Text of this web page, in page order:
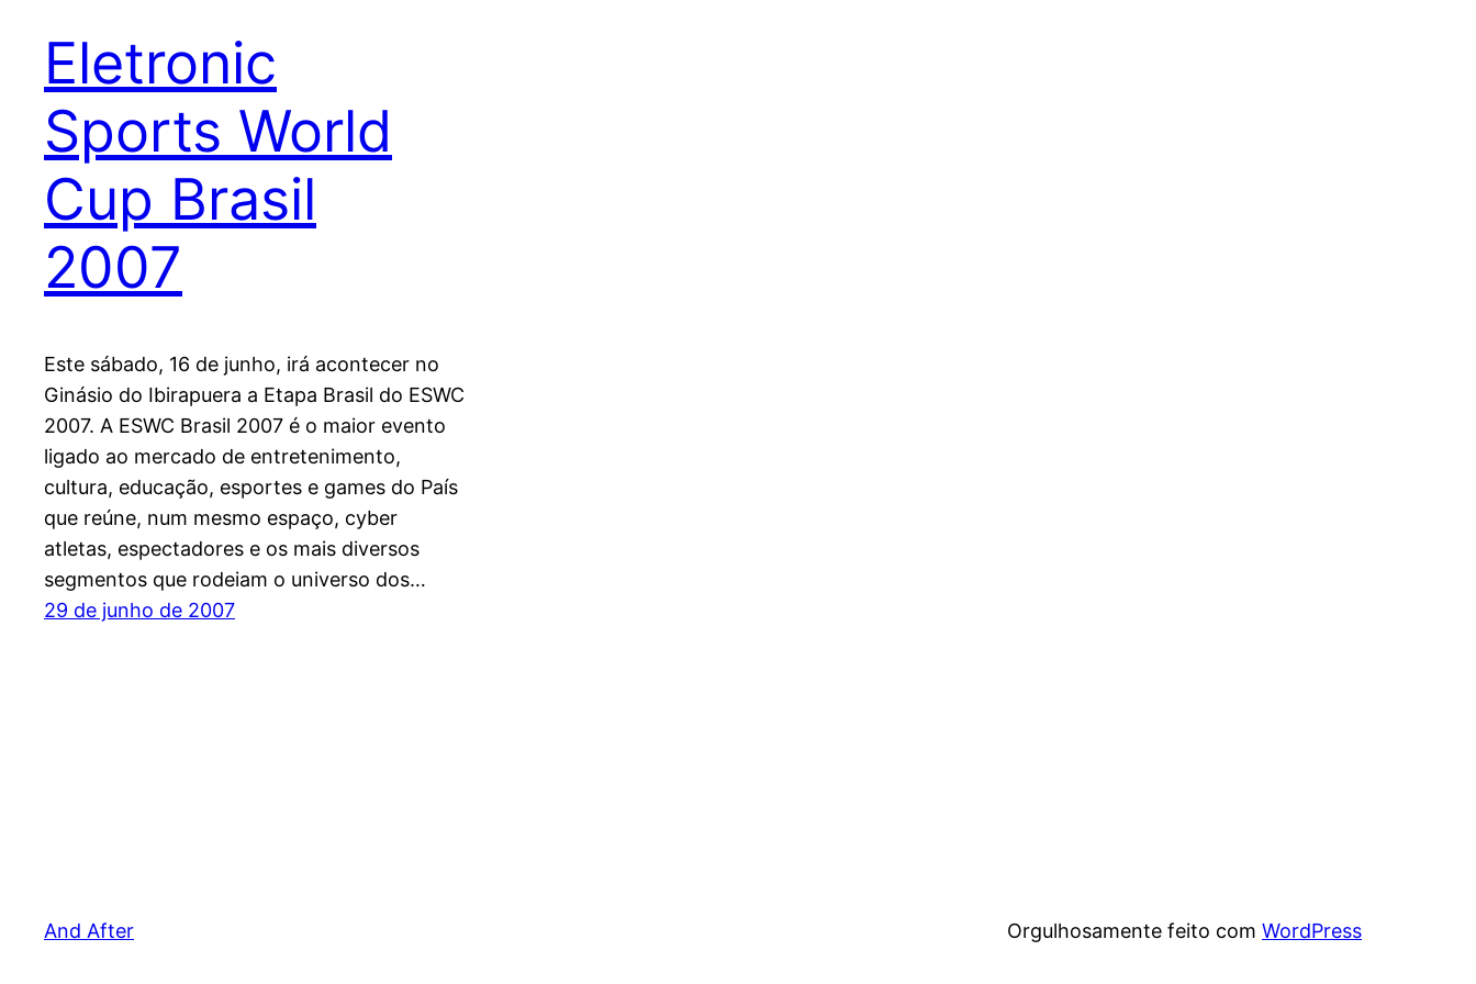
Eletronic
Sports World
Cup Brasil
2007
Este sábado, 16 de junho, irá acontecer no
Ginásio do Ibirapuera a Etapa Brasil do ESWC
2007. A ESWC Brasil 2007 é o maior evento
ligado ao mercado de entretenimento,
cultura, educação, esportes e games do País
que reúne, num mesmo espaço, cyber
atletas, espectadores e os mais diversos
segmentos que rodeiam o universo dos…
29 de junho de 2007
And After Orgulhosamente feito com WordPress